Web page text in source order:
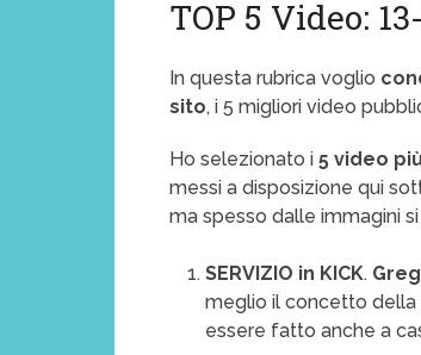
TOP 5 Video:
In questa rubrica voglio
sito, i 5 migliori video
Ho selezionato i5 video
messi a disposizione qui
ma spesso dalle immagini
SERVIZIO in KICK.
meglio il concetto della
essere fatto anche a